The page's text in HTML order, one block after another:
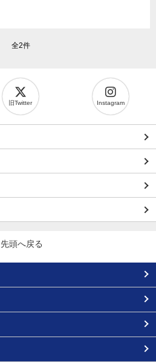
全2件
旧Twitter Instagram
先頭へ戻る